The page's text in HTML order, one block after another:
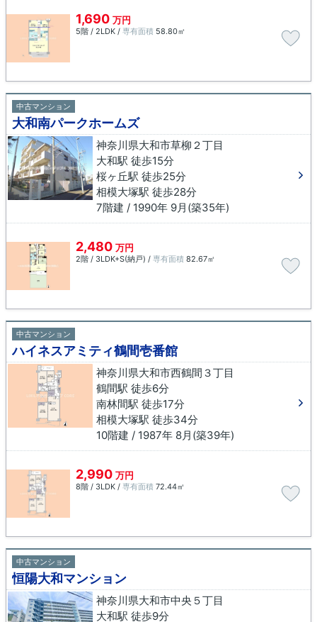
1,690 万円
5階 / 2LDK / 専有面積 58.80㎡
中古マンション
大和南パークホームズ
神奈川県大和市草柳２丁目
大和駅 徒歩15分
桜ヶ丘駅 徒歩25分
相模大塚駅 徒歩28分
7階建 / 1990年 9月(築35年)
2,480 万円
2階 / 3LDK+S(納戸) / 専有面積 82.67㎡
中古マンション
ハイネスアミティ鶴間壱番館
神奈川県大和市西鶴間３丁目
鶴間駅 徒歩6分
南林間駅 徒歩17分
相模大塚駅 徒歩34分
10階建 / 1987年 8月(築39年)
2,990 万円
8階 / 3LDK / 専有面積 72.44㎡
中古マンション
恒陽大和マンション
神奈川県大和市中央５丁目
大和駅 徒歩9分